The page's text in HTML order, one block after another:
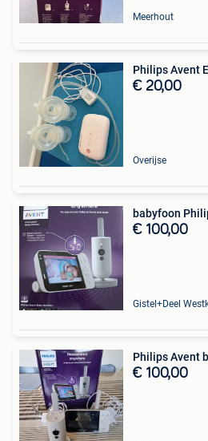
Meerhout
Philips Avent
€ 20,00
Overijse
babyfoon
€ 100,00
Gistel+Deel
Philips Avent
€ 100,00